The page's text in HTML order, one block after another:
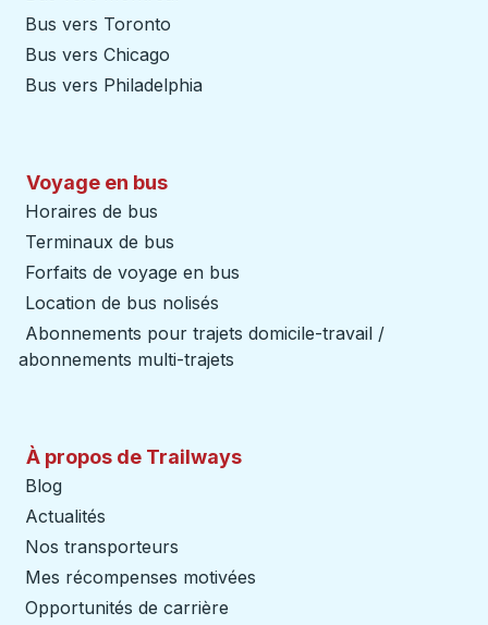
Bus vers Toronto
Bus vers Chicago
Bus vers Philadelphia
Voyage en bus
Horaires de bus
Terminaux de bus
Forfaits de voyage en bus
Location de bus nolisés
Abonnements pour trajets domicile-travail /
abonnements multi-trajets
À propos de Trailways
Blog
Actualités
Nos transporteurs
Mes récompenses motivées
Opportunités de carrière